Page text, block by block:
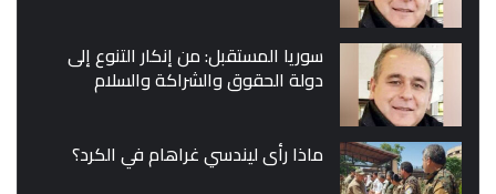
سوريا المستقبل: من إنكار التنوع إلى
دولة الحقوق والشراكة والسلام
ماذا رأى ليندسي غراهام في الكرد؟